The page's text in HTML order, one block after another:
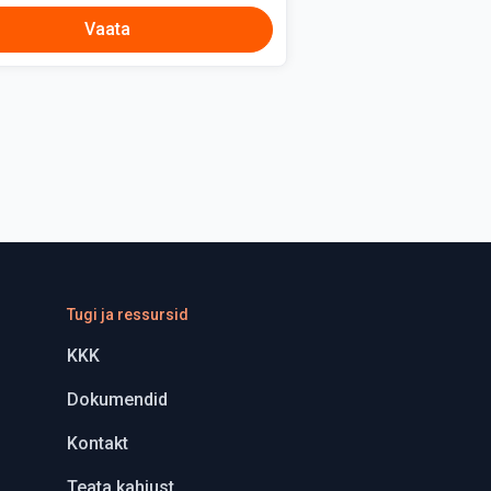
Vaata
Tugi ja ressursid
KKK
Dokumendid
Kontakt